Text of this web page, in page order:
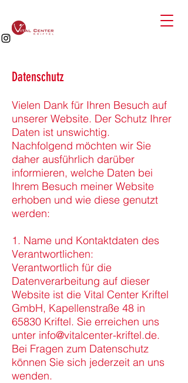
Datenschutz
Vielen Dank für Ihren Besuch auf
unserer Website. Der Schutz Ihrer
Daten ist unswichtig.
Nachfolgend möchten wir Sie
daher ausführlich darüber
informieren, welche Daten bei
Ihrem Besuch meiner Website
erhoben und wie diese genutzt
werden:
1. Name und Kontaktdaten des
Verantwortlichen:
Verantwortlich für die
Datenverarbeitung auf dieser
Website ist die Vital Center Kriftel
GmbH, Kapellenstraße 48 in
65830 Kriftel. Sie erreichen uns
unter info@vitalcenter-kriftel.de.
Bei Fragen zum Datenschutz
können Sie sich jederzeit an uns
wenden.